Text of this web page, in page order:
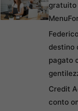
destino
pagato
Credit
conto